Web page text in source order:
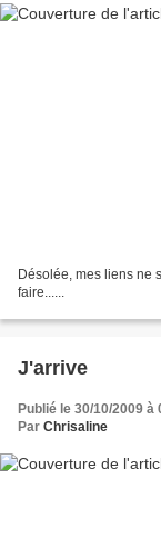
Désolée, mes liens ne
faire......
J'arrive
Publié le 30/10/2009 à
Par Chrisaline